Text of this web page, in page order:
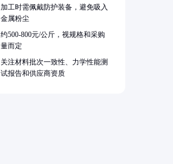
加工时需佩戴防护装备，避免吸入
金属粉尘
约500-800元/公斤，视规格和采购
量而定
关注材料批次一致性、力学性能测
试报告和供应商资质